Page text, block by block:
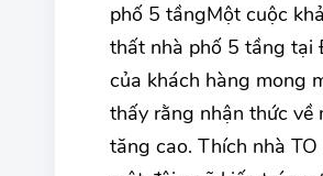
phố 5 tầngMột cuộc
thất nhà phố 5 tầng tại
của khách hàng mong
thấy rằng nhận thức về
tăng cao. Thích nhà